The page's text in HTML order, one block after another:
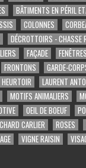
BÂTIMENTS EN PÉRIL
COLONNES
DÉCROTTOIRS - CHASSE
FAÇADE
FRONTONS GARDE-
HEURTOIR LAURENT
MOTIFS ANIMALIERS
OEIL DE BOEUF
CARLIER ROSES
VIGNE RAISIN